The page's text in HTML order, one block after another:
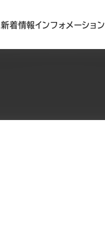
新着情報インフォメーション